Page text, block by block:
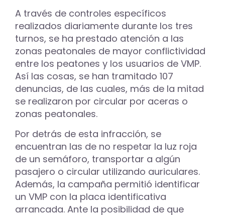
A través de controles específicos
realizados diariamente durante los tres
turnos, se ha prestado atención a las
zonas peatonales de mayor conflictividad
entre los peatones y los usuarios de VMP.
Así las cosas, se han tramitado 107
denuncias, de las cuales, más de la mitad
se realizaron por circular por aceras o
zonas peatonales.
Por detrás de esta infracción, se
encuentran las de no respetar la luz roja
de un semáforo, transportar a algún
pasajero o circular utilizando auriculares.
Además, la campaña permitió identificar
un VMP con la placa identificativa
arrancada. Ante la posibilidad de que